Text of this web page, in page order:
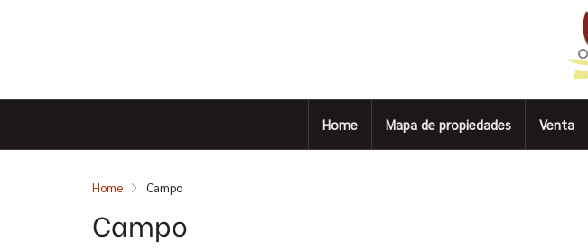
Home Mapa de propiedades Venta
Home Campo
Campo